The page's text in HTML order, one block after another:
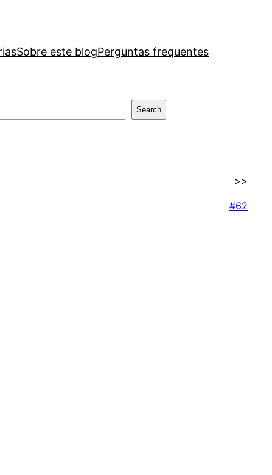
Sobre este blogPerguntas frequentes
Search
>>
#62